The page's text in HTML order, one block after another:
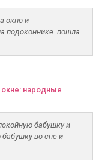
окно и
подоконнике..пошла
окне: народные
бабушку и
во сне и